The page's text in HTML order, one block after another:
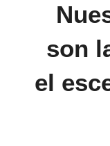
son
el